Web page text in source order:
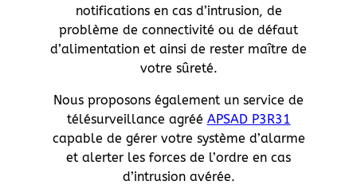
notifications en cas d’intrusion, de
problème de connectivité ou de défaut
d’alimentation et ainsi de rester maître de
votre sûreté.
Nous proposons également un service de
télésurveillance agréé APSAD P3R31
capable de gérer votre système d’alarme
et alerter les forces de l’ordre en cas
d’intrusion avérée.